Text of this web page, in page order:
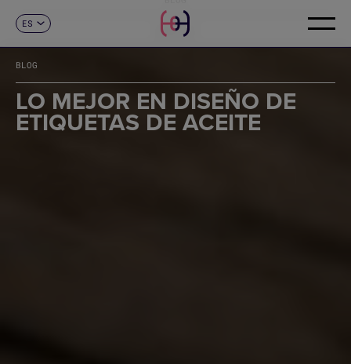
ES
FR
DE
IT
PT
CONTACTO
BLOG
LO MEJOR EN DISEÑO DE
ETIQUETAS DE ACEITE